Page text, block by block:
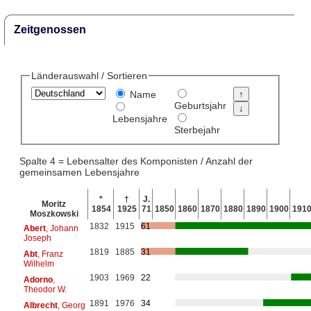
Zeitgenossen
Länderauswahl / Sortieren
Name
Lebensjahre
Geburtsjahr
Sterbejahr
Spalte 4 = Lebensalter des Komponisten / Anzahl der
gemeinsamen Lebensjahre
Moritz
Moszkowski
*
1854
†
1925
J.
71 1850 1860 1870 1880 1890 1900 1910
Abert, Johann
Joseph
1832 1915 61
Abt, Franz
Wilhelm
1819 1885 31
Adorno,
Theodor W.
1903 1969 22
Albrecht, Georg 1891 1976 34